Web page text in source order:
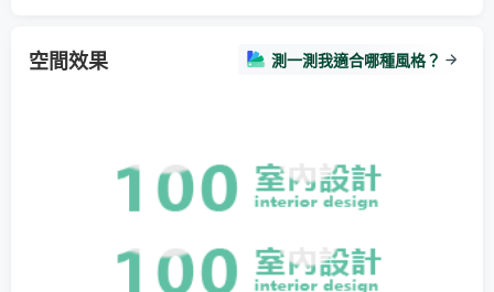
空間效果 測一測我適合哪種風格？